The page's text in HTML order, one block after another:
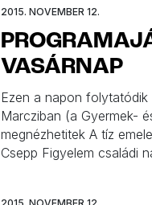
2015. NOVEMBER 12.
VASÁRNAP
Ezen a napon
Marcziban (a Gyermek-
megnézhetitek A tíz
Csepp Figyelem családi